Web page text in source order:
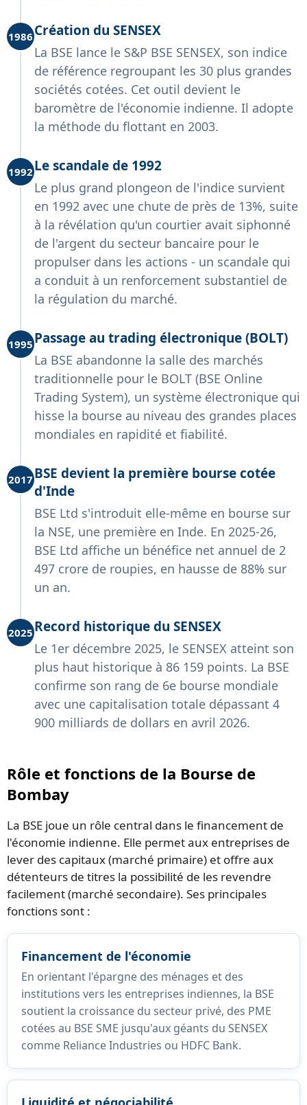
1986 Création du SENSEX
La BSE lance le S&P BSE SENSEX, son indice
de référence regroupant les 30 plus grandes
sociétés cotées. Cet outil devient le
baromètre de l'économie indienne. Il adopte
la méthode du flottant en 2003.
1992 Le scandale de 1992
Le plus grand plongeon de l'indice survient
en 1992 avec une chute de près de 13%, suite
à la révélation qu'un courtier avait siphonné
de l'argent du secteur bancaire pour le
propulser dans les actions - un scandale qui
a conduit à un renforcement substantiel de
la régulation du marché.
1995 Passage au trading électronique (BOLT)
La BSE abandonne la salle des marchés
traditionnelle pour le BOLT (BSE Online
Trading System), un système électronique qui
hisse la bourse au niveau des grandes places
mondiales en rapidité et fiabilité.
2017 BSE devient la première bourse cotée
d'Inde
BSE Ltd s'introduit elle-même en bourse sur
la NSE, une première en Inde. En 2025-26,
BSE Ltd affiche un bénéfice net annuel de 2
497 crore de roupies, en hausse de 88% sur
un an.
2025 Record historique du SENSEX
Le 1er décembre 2025, le SENSEX atteint son
plus haut historique à 86 159 points. La BSE
confirme son rang de 6e bourse mondiale
avec une capitalisation totale dépassant 4
900 milliards de dollars en avril 2026.
Rôle et fonctions de la Bourse de
Bombay
La BSE joue un rôle central dans le financement de
l'économie indienne. Elle permet aux entreprises de
lever des capitaux (marché primaire) et offre aux
détenteurs de titres la possibilité de les revendre
facilement (marché secondaire). Ses principales
fonctions sont :
Financement de l'économie
En orientant l'épargne des ménages et des
institutions vers les entreprises indiennes, la BSE
soutient la croissance du secteur privé, des PME
cotées au BSE SME jusqu'aux géants du SENSEX
comme Reliance Industries ou HDFC Bank.